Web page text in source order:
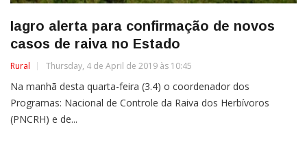
Iagro alerta para confirmação de novos
casos de raiva no Estado
Rural Thursday, 4 de April de 2019 às 10:45
Na manhã desta quarta-feira (3.4) o coordenador dos
Programas: Nacional de Controle da Raiva dos Herbívoros
(PNCRH) e de...